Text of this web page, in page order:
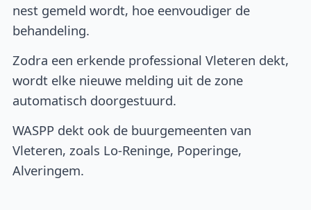
nest gemeld wordt, hoe eenvoudiger de
behandeling.
Zodra een erkende professional Vleteren dekt,
wordt elke nieuwe melding uit de zone
automatisch doorgestuurd.
WASPP dekt ook de buurgemeenten van
Vleteren, zoals Lo-Reninge, Poperinge,
Alveringem.